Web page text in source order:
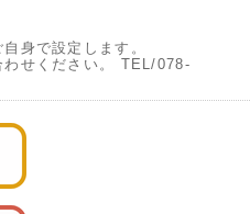
身で設定します。
わせください。 TEL/078-